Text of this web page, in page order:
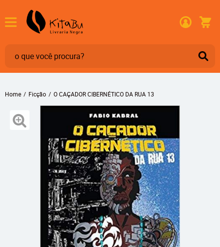
Home Ficção O CAÇADOR CIBERNÉTICO DA RUA 13